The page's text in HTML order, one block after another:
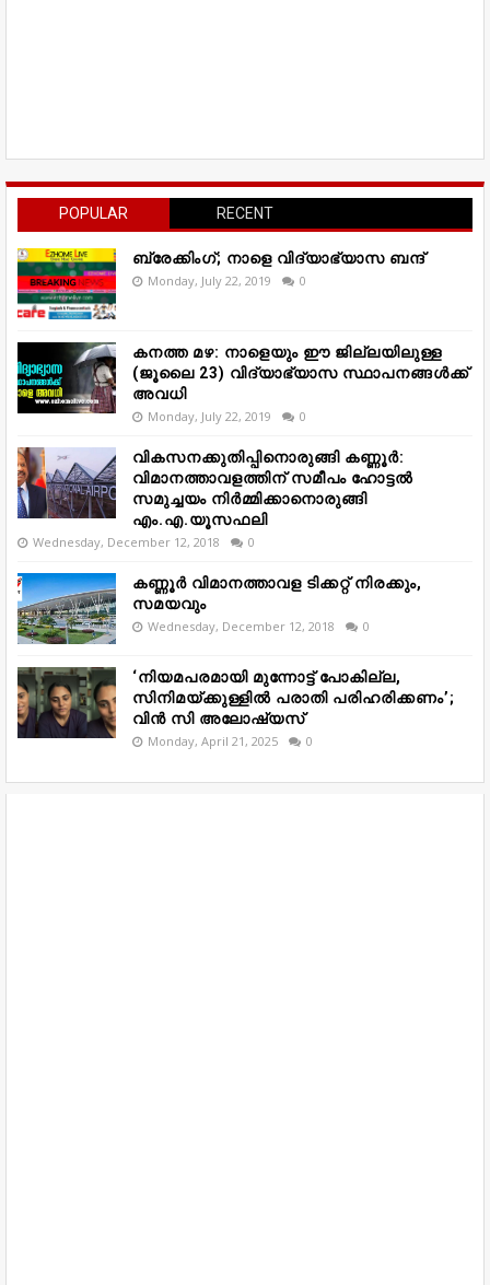
POPULAR RECENT
ബ്രേക്കിംഗ്; നാളെ വിദ്യാഭ്യാസ ബന്ദ്
Monday, July 22, 2019 0
കനത്ത മഴ: നാളെയും ഈ ജില്ലയിലുള്ള
(ജൂലൈ 23) വിദ്യാഭ്യാസ സ്ഥാപനങ്ങൾക്ക്
അവധി
Monday, July 22, 2019 0
വികസനക്കുതിപ്പിനൊരുങ്ങി കണ്ണൂർ:
വിമാനത്താവളത്തിന് സമീപം ഹോട്ടൽ
സമുച്ചയം നിർമ്മിക്കാനൊരുങ്ങി
എം.എ.യൂസഫലി
Wednesday, December 12, 2018 0
കണ്ണൂർ വിമാനത്താവള ടിക്കറ്റ് നിരക്കും,
സമയവും
Wednesday, December 12, 2018 0
‘നിയമപരമായി മുന്നോട്ട് പോകില്ല,
സിനിമയ്ക്കുള്ളിൽ പരാതി പരിഹരിക്കണം’;
വിൻ സി അലോഷ്യസ്
Monday, April 21, 2025 0